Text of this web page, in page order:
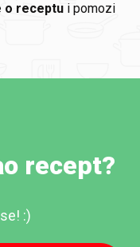
o receptu i pomozi
recept?
:)